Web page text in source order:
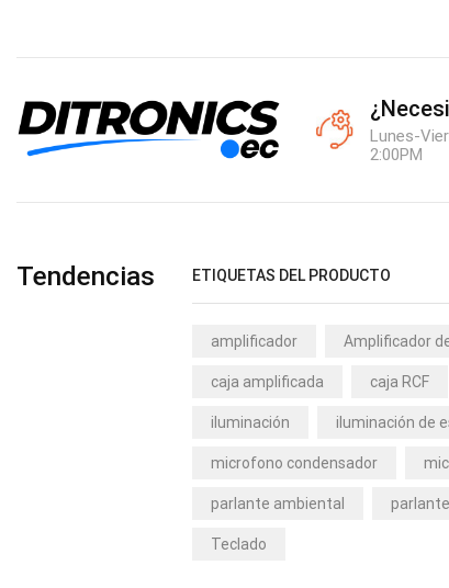
Lunes-
2:00PM
Tendencias ETIQUETAS DEL PRODUCTO
amplificador Amplificador
caja amplificada caja RCF
iluminación iluminación de
microfono condensador
parlante ambiental
Teclado